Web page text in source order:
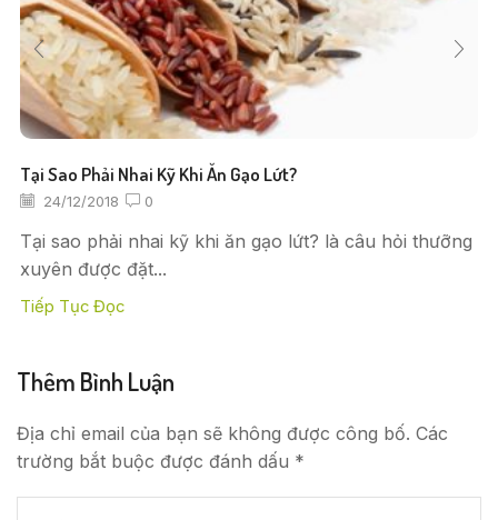
Tại Sao Phải Nhai Kỹ Khi Ăn Gạo Lứt?
24/12/2018 0
Tại sao phải nhai kỹ khi ăn gạo lứt? là câu hỏi thưỡng
xuyên được đặt...
Tiếp Tục Đọc
Thêm Bình Luận
Địa chỉ email của bạn sẽ không được công bố. Các
trường bắt buộc được đánh dấu *